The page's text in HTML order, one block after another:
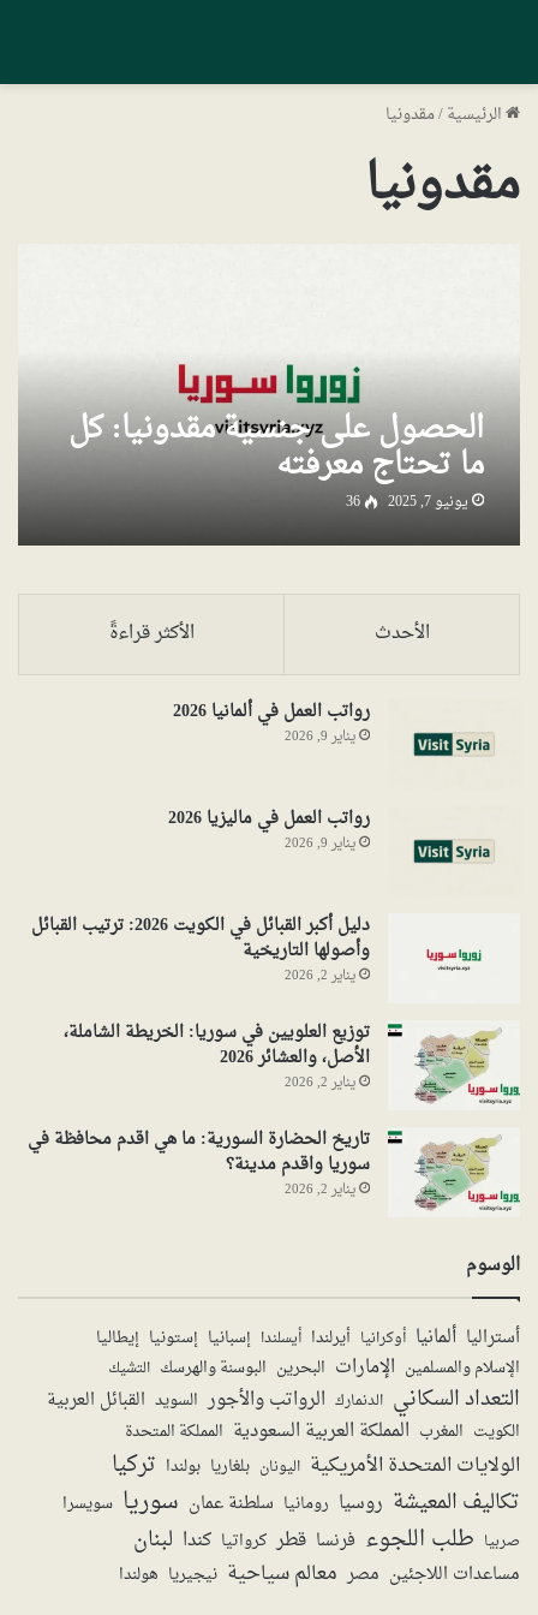
الرئيسية/مقدونيا
مقدونيا
الحصول على جنسية مقدونيا: كل
ما تحتاج معرفته
يونيو 7, 2025 36
الأحدث الأكثر قراءةً
رواتب العمل في ألمانيا 2026
يناير 9, 2026
رواتب العمل في ماليزيا 2026
يناير 9, 2026
دليل أكبر القبائل في الكويت 2026: ترتيب القبائل
وأصولها التاريخية
يناير 2, 2026
توزيع العلويين في سوريا: الخريطة الشاملة،
الأصل، والعشائر 2026
يناير 2, 2026
تاريخ الحضارة السورية: ما هي اقدم محافظة في
سوريا واقدم مدينة؟
يناير 2, 2026
الوسوم
أستراليا ألمانيا أوكرانيا أيرلندا أيسلندا إسبانيا إستونيا إيطاليا
الإسلام والمسلمين الإمارات البحرين البوسنة والهرسك التشيك
التعداد السكاني الدنمارك الرواتب والأجور السويد القبائل العربية
الكويت المغرب المملكة العربية السعودية المملكة المتحدة
الولايات المتحدة الأمريكية اليونان بلغاريا بولندا تركيا
تكاليف المعيشة روسيا رومانيا سلطنة عمان سوريا سويسرا
صربيا طلب اللجوء فرنسا قطر كرواتيا كندا لبنان
مساعدات اللاجئين مصر معالم سياحية نيجيريا هولندا